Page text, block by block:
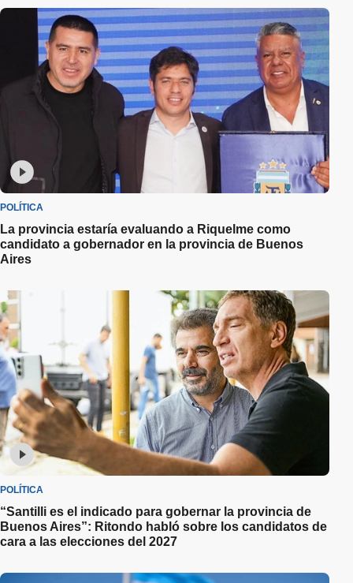
POLÍTICA
La provincia estaría evaluando a Riquelme como
candidato a gobernador en la provincia de Buenos
Aires
POLÍTICA
“Santilli es el indicado para gobernar la provincia de
Buenos Aires”: Ritondo habló sobre los candidatos de
cara a las elecciones del 2027